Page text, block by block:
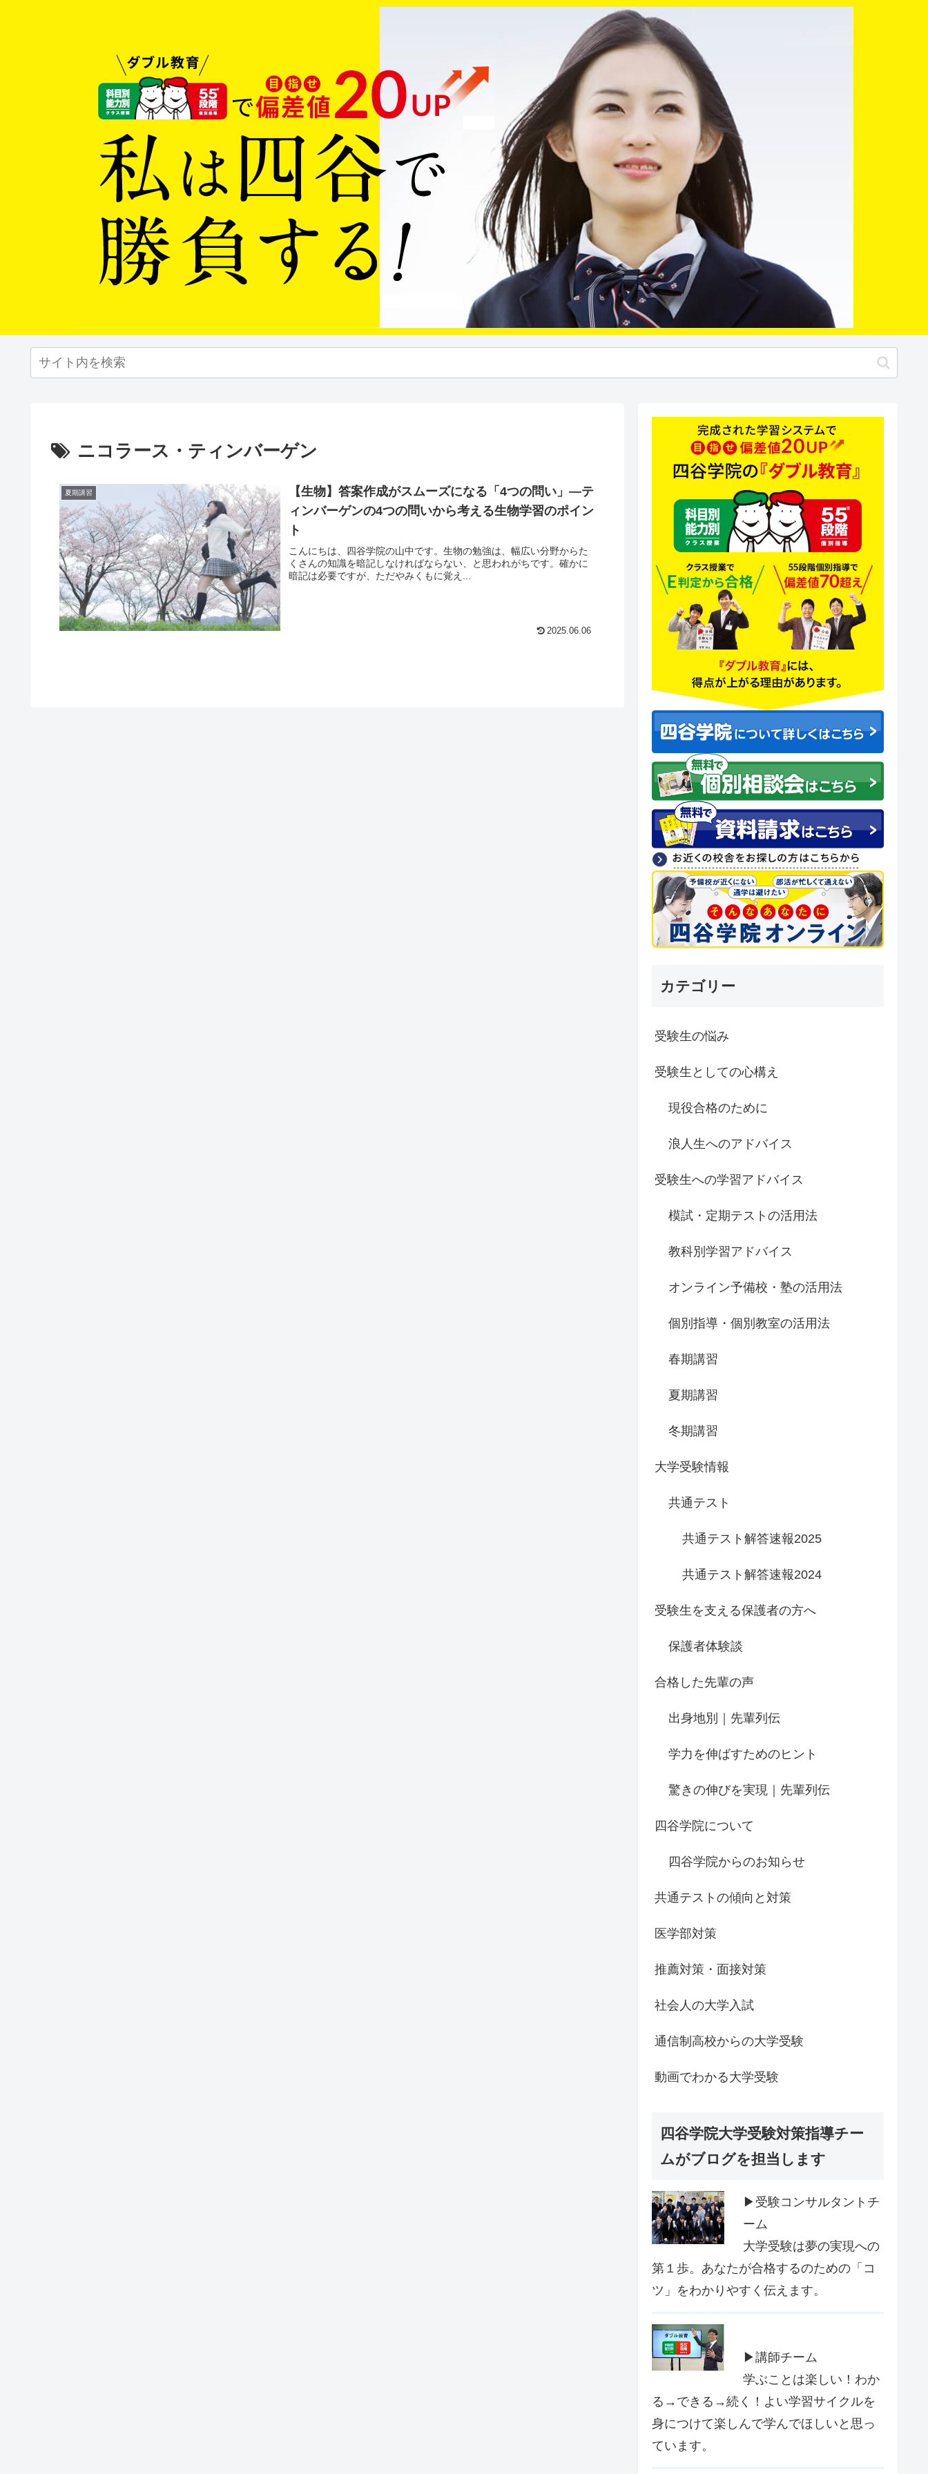
ニコラース・ティンバーゲン
夏期講習
【生物】答案作成がスムーズになる「4つの問い」—テ
ィンバーゲンの4つの問いから考える生物学習のポイン
ト
こんにちは、四谷学院の山中です。生物の勉強は、幅広い分野からた
くさんの知識を暗記しなければならない、と思われがちです。確かに
暗記は必要ですが、ただやみくもに覚え...
2025.06.06
カテゴリー
受験生の悩み
受験生としての心構え
現役合格のために
浪人生へのアドバイス
受験生への学習アドバイス
模試・定期テストの活用法
教科別学習アドバイス
オンライン予備校・塾の活用法
個別指導・個別教室の活用法
春期講習
夏期講習
冬期講習
大学受験情報
共通テスト
共通テスト解答速報2025
共通テスト解答速報2024
受験生を支える保護者の方へ
保護者体験談
合格した先輩の声
出身地別｜先輩列伝
学力を伸ばすためのヒント
驚きの伸びを実現｜先輩列伝
四谷学院について
四谷学院からのお知らせ
共通テストの傾向と対策
医学部対策
推薦対策・面接対策
社会人の大学入試
通信制高校からの大学受験
動画でわかる大学受験
四谷学院大学受験対策指導チー
ムがブログを担当します
▶受験コンサルタントチ
ーム
大学受験は夢の実現への
第１歩。あなたが合格するのための「コ
ツ」をわかりやすく伝えます。
▶講師チーム
学ぶことは楽しい！わか
る→できる→続く！よい学習サイクルを
身につけて楽しんで学んでほしいと思っ
ています。